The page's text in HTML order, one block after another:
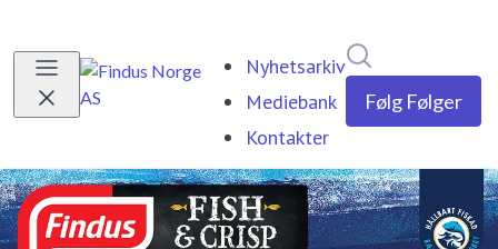
Nyhetsarkiv
Mediebank
Kontakter
Følg Følger